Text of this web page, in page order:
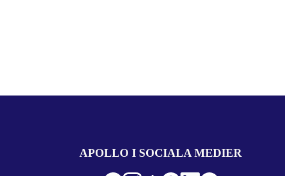
APOLLO I SOCIALA MEDIER